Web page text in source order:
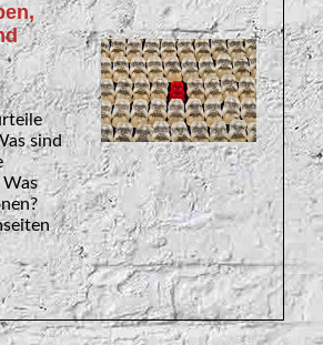
sind
Was